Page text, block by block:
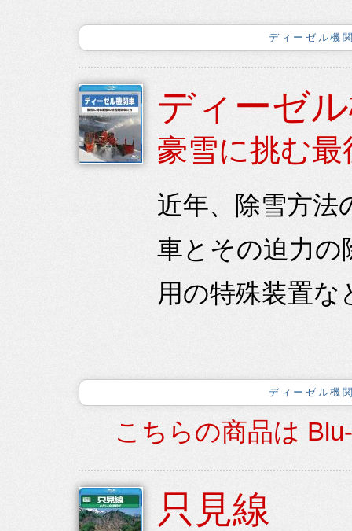
ディーゼル機
ディーゼ
豪雪に挑む
近年、除雪方法
車とその迫力の
用の特殊装置
ディーゼル機
こちらの商品は
只見線